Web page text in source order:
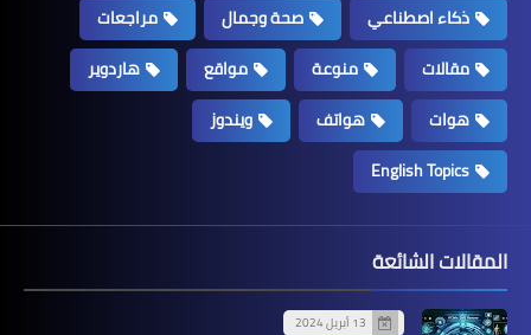
ذكاء اصطناعي
صحة وجمال
مراجعات
مقالات
منوعة مواقع
هاردوير
هوات
هواتف
ويندوز
English Topics
المقالات الشائعة
13 أبريل 2024